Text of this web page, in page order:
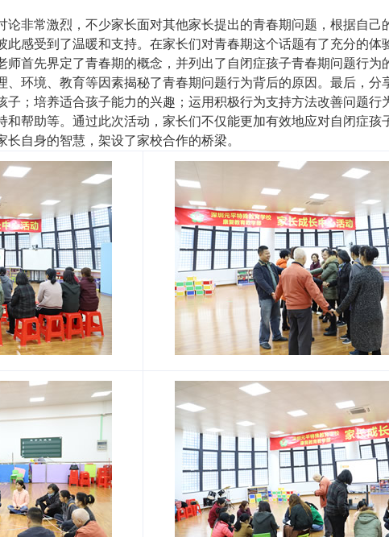
论非常激烈，不少家长面对其他家长提出的青春期问题，根据自己
感受到了温暖和支持。 在家长们对青春期这个话题有了充分的体
师首先界定了青春期的概念，并列出了自闭症孩子青春期问题行为
、环境、教育等因素揭秘了青春期问题行为背后的原因。最后，分
子；培养适合孩子能力的兴趣；运用积极行为支持方法改善问题行
帮助等。 通过此次活动，家长们不仅能更加有效地应对自闭症孩
自身的智慧，架设了家校合作的桥梁。